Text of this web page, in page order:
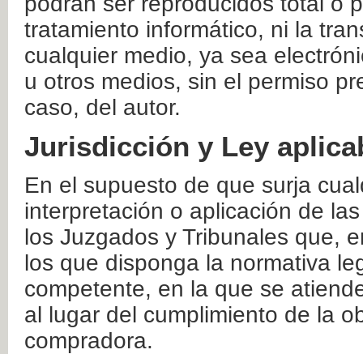
tratamiento informático, ni la
cualquier medio, ya sea
u otros medios, sin el permiso
caso, del autor.
Jurisdicción y Ley
En el supuesto de que surja
interpretación o aplicación de
los Juzgados y Tribunales que,
los que disponga la normativa
competente, en la que se
al lugar del cumplimiento de la
compradora.